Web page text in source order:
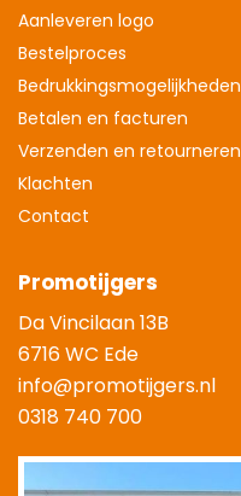
Aanleveren logo
Bestelproces
Bedrukkingsmogelijkheden
Betalen en facturen
Verzenden en retourneren
Klachten
Contact
Promotijgers
Da Vincilaan 13B
6716 WC Ede
info@promotijgers.nl
0318 740 700